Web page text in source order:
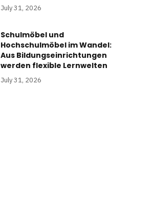
July 31, 2026
Schulmöbel und
Hochschulmöbel im Wandel:
Aus Bildungseinrichtungen
werden flexible Lernwelten
July 31, 2026